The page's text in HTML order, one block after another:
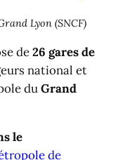
Lyon (SNCF)
de26 gares de
national et
duGrand
le
de